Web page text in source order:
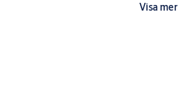
Visa mer